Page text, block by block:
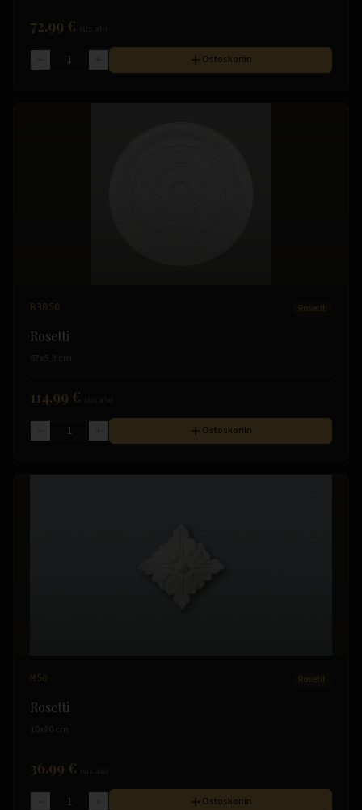
72.99 €
Ostoskoriin
B3050 Rosetit
Rosetti
67x5,3 cm
114.99 €
Ostoskoriin
M50 Rosetit
Rosetti
10x10 cm
36.99 €
Ostoskoriin